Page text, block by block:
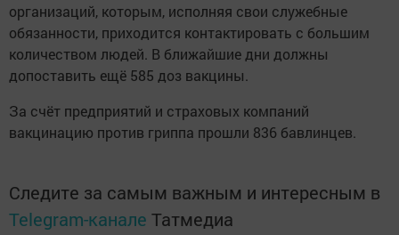
организаций, которым, исполняя свои служебные
обязанности, приходится контактировать с большим
количеством людей. В ближайшие дни должны
допоставить ещё 585 доз вакцины.
За счёт предприятий и страховых компаний
вакцинацию против гриппа прошли 836 бавлинцев.
Следите за самым важным и интересным в
Telegram-канале Татмедиа